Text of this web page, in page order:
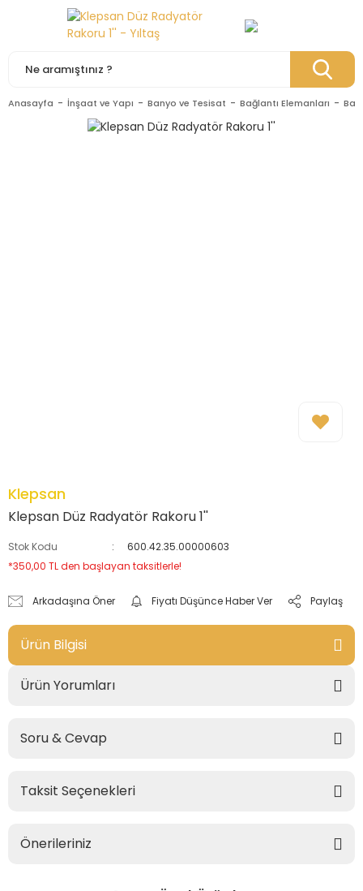
Anasayfa İnşaat ve Yapı Banyo ve Tesisat Bağlantı Elemanları
Klepsan
Klepsan Düz Radyatör Rakoru 1''
Stok Kodu
600.42.35.00000603
*350,00 TL den başlayan taksitlerle!
Arkadaşına Öner Fiyatı Düşünce Haber Ver Paylaş
Ürün Bilgisi
Ürün Yorumları
Soru & Cevap
Taksit Seçenekleri
Önerileriniz